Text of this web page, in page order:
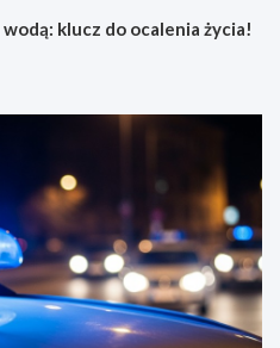
klucz do ocalenia życia!